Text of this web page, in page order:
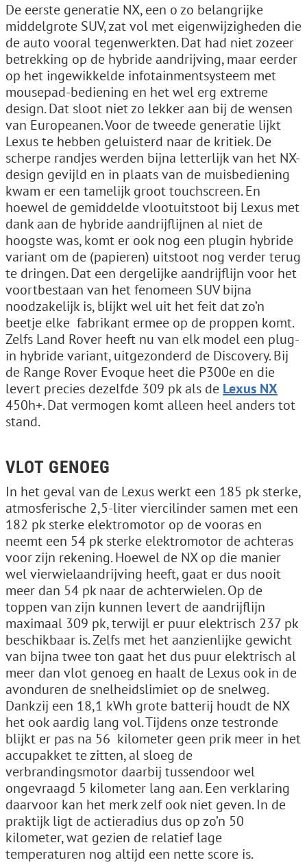
De eerste generatie NX, een o zo belangrijke
middelgrote SUV, zat vol met eigenwijzigheden die
de auto vooral tegenwerkten. Dat had niet zozeer
betrekking op de hy­bride aandrijving, maar eerder
op het in­gewikkelde infotainmentsysteem met
mousepad-bediening en het wel erg extreme
design. Dat sloot niet zo lekker aan bij de wensen
van Europeanen. Voor de tweede generatie lijkt
Lexus te hebben geluisterd naar de kritiek. De
scherpe randjes werden bijna letterlijk van het NX-
design gevijld en in plaats van de muisbediening
kwam er een tamelijk groot touchscreen. En
hoewel de ­gemiddelde vlootuitstoot bij Lexus met
dank aan de hybride aandrijflijnen al niet de
hoogste was, komt er ook nog een plugin hybride
variant om de (papieren) uitstoot nog verder terug
te dringen. Dat een dergelijke aandrijflijn voor het
voortbestaan van het fenomeen SUV bijna
noodzakelijk is, blijkt wel uit het feit dat zo’n
beetje elke ­ fabrikant ermee op de proppen komt.
Zelfs Land Rover heeft nu van elk model een plug-
in hybride variant, uitgezonderd de Discovery. Bij
de Range Rover Evoque heet die P300e en die
levert precies dezelfde 309 pk als de Lexus NX
450h+. Dat vermogen komt alleen heel anders tot
stand.
VLOT GENOEG
In het geval van de Lexus werkt een 185 pk sterke,
atmosferische 2,5-liter viercilinder samen met een
182 pk sterke elektromotor op de vooras en
neemt een 54 pk sterke elektromotor de achteras
voor zijn rekening. Hoewel de NX op die manier
wel vierwielaandrijving heeft, gaat er dus nooit
meer dan 54 pk naar de achterwielen. Op de
toppen van zijn kunnen levert de aandrijflijn
maximaal 309 pk, terwijl er puur elektrisch 237 pk
beschikbaar is. Zelfs met het aanzienlijke gewicht
van bijna twee ton gaat het dus puur elektrisch al
meer dan vlot genoeg en haalt de Lexus ook in de
avonduren de snelheidslimiet op de snelweg.
Dankzij een 18,1 kWh grote batterij houdt de NX
het ook aardig lang vol. Tijdens onze testronde
blijkt er pas na 56 ­ kilometer geen prik meer in het
accupakket te zitten, al sloeg de
verbrandingsmotor daarbij tussendoor wel
ongevraagd 5 kilometer lang aan. Een verklaring
daarvoor kan het merk zelf ook niet geven. In de
praktijk ligt de actieradius dus op zo’n 50
kilometer, wat gezien de relatief lage
temperaturen nog altijd een nette score is.